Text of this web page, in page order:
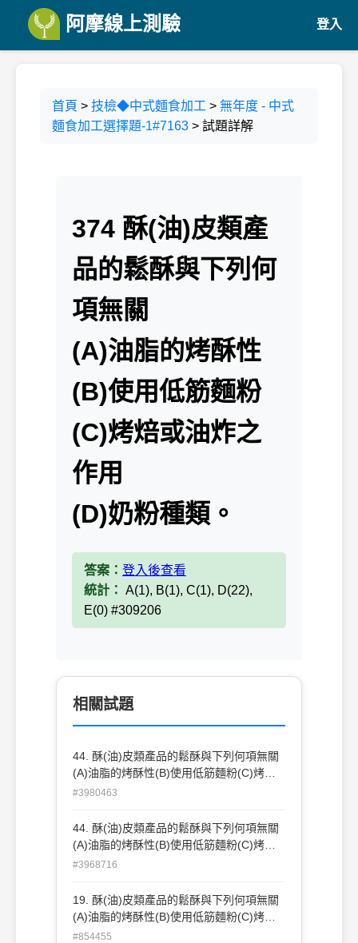
阿摩線上測驗 登入
首頁 > 技檢◆中式麵食加工 > 無年度 - 中式
麵食加工選擇題-1#7163 > 試題詳解
374 酥(油)皮類產
品的鬆酥與下列何
項無關
(A)油脂的烤酥性
(B)使用低筋麵粉
(C)烤焙或油炸之
作用
(D)奶粉種類。
答案： 登入後查看
統計： A(1), B(1), C(1), D(22),
E(0) #309206
相關試題
44. 酥(油)皮類產品的鬆酥與下列何項無關
(A)油脂的烤酥性(B)使用低筋麵粉(C)烤焙
或油 炸之作用(D)奶粉種類。
#3980463
44. 酥(油)皮類產品的鬆酥與下列何項無關
(A)油脂的烤酥性(B)使用低筋麵粉(C)烤焙
或油炸之作用(D)奶粉種類。
#3968716
19. 酥(油)皮類產品的鬆酥與下列何項無關
(A)油脂的烤酥性(B)使用低筋麵粉(C)烤焙
或油炸之作用(D)奶粉種類。
#854455